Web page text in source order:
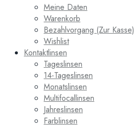
Meine Daten
Warenkorb
Bezahlvorgang (Zur Kasse)
Wishlist
Kontaktlinsen
Tageslinsen
14-Tageslinsen
Monatslinsen
Multifocallinsen
Jahreslinsen
Farblinsen